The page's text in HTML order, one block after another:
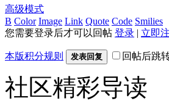
高级模式
B Color Image Link Quote Code Smilies
您需要登录后才可以回帖 登录 | 立即
本版积分规则 发表回复 回帖后跳
社区精彩导读